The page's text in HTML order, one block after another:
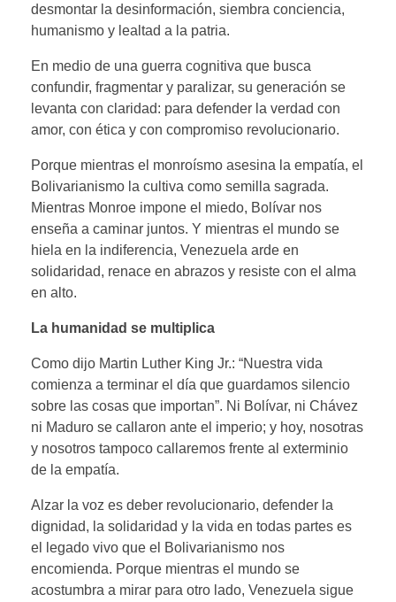
desmontar la desinformación, siembra conciencia,
humanismo y lealtad a la patria.
En medio de una guerra cognitiva que busca
confundir, fragmentar y paralizar, su generación se
levanta con claridad: para defender la verdad con
amor, con ética y con compromiso revolucionario.
Porque mientras el monroísmo asesina la empatía, el
Bolivarianismo la cultiva como semilla sagrada.
Mientras Monroe impone el miedo, Bolívar nos
enseña a caminar juntos. Y mientras el mundo se
hiela en la indiferencia, Venezuela arde en
solidaridad, renace en abrazos y resiste con el alma
en alto.
La humanidad se multiplica
Como dijo Martin Luther King Jr.: “Nuestra vida
comienza a terminar el día que guardamos silencio
sobre las cosas que importan”. Ni Bolívar, ni Chávez
ni Maduro se callaron ante el imperio; y hoy, nosotras
y nosotros tampoco callaremos frente al exterminio
de la empatía.
Alzar la voz es deber revolucionario, defender la
dignidad, la solidaridad y la vida en todas partes es
el legado vivo que el Bolivarianismo nos
encomienda. Porque mientras el mundo se
acostumbra a mirar para otro lado, Venezuela sigue